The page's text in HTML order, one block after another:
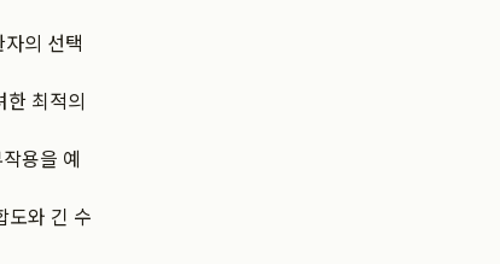
의 선택
최적의
용을 예
도와 긴 수